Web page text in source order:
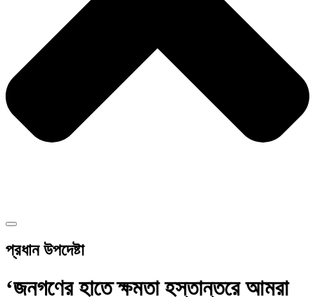
প্রধান উপদেষ্টা
‘জনগণের হাতে ক্ষমতা হস্তান্তরে আমরা